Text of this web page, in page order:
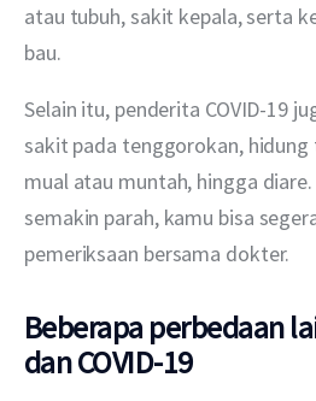
atau tubuh, sakit kepala, serta
bau.
Selain itu, penderita COVID-19
sakit pada tenggorokan,
mual atau muntah, hingga
semakin parah, kamu bisa
pemeriksaan bersama dokter.
Beberapa perbedaan
dan COVID-19